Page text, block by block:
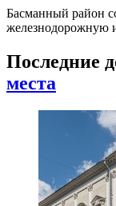
Басманный район
железнодорожную
Последние
места